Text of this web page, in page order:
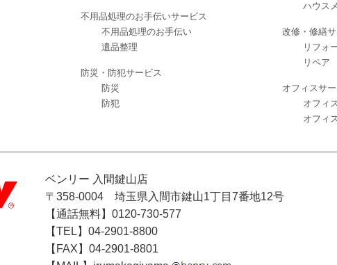
不用品処理のお手伝いサービス
不用品処理のお手伝い
遺品整理
防災・防犯サービス
防災
防犯
ハウス
改修・修繕
リフォ
リペア
オフィスサ
オフィ
オフィ
ベンリー 入間鍵山店
〒358-0004 埼玉県入間市鍵山1丁目7番地12号
【通話無料】0120-730-577
【TEL】04-2901-8800
【FAX】04-2901-8801